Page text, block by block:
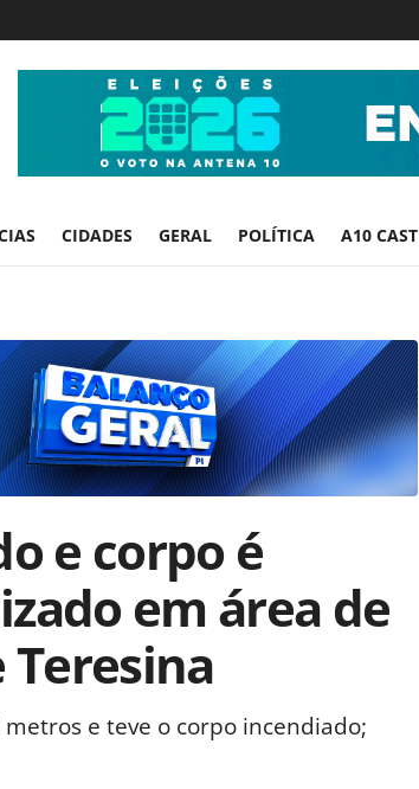
CIDADES GERAL POLÍTICA A10 CAST
e corpo é
em área de
Teresina
e teve o corpo incendiado;